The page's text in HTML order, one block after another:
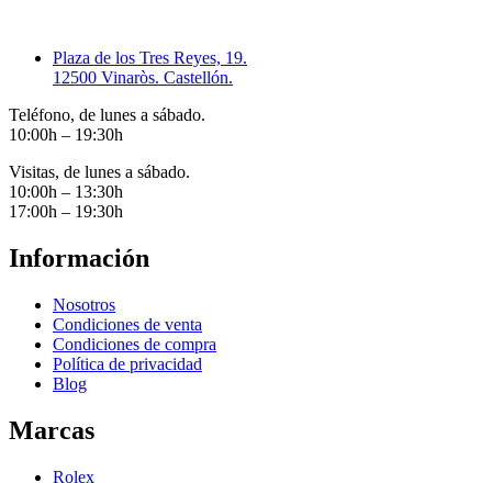
Plaza de los Tres Reyes, 19.
12500 Vinaròs. Castellón.
Teléfono, de lunes a sábado.
10:00h – 19:30h
Visitas, de lunes a sábado.
10:00h – 13:30h
17:00h – 19:30h
Información
Nosotros
Condiciones de venta
Condiciones de compra
Política de privacidad
Blog
Marcas
Rolex